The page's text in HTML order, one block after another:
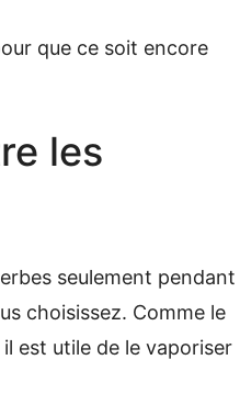
que ce soit encore
les
seulement pendant
choisissez. Comme le
est utile de le vaporiser